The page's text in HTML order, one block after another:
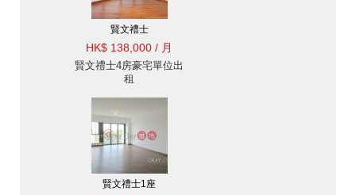
賢文禮士
HK$ 138,000 / 月
賢文禮士4房豪宅單位出
租
賢文禮士1座